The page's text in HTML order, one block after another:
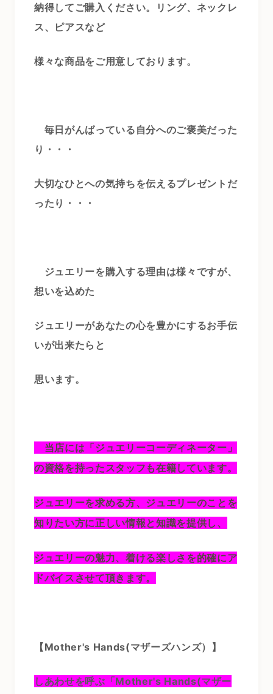
納得してご購入ください。リング、ネックレ
ス、ピアスなど
様々な商品をご用意しております。
毎日がんばっている自分へのご褒美だった
り・・・
大切なひとへの気持ちを伝えるプレゼントだ
ったり・・・
ジュエリーを購入する理由は様々ですが、
想いを込めた
ジュエリーがあなたの心を豊かにするお手伝
いが出来たらと
思います。
当店には「ジュエリーコーディネーター」
の資格を持ったスタッフも在籍しています。
ジュエリーを求める方、ジュエリーのことを
知りたい方に正しい情報と知識を提供し、
ジュエリーの魅力、着ける楽しさを的確にア
ドバイスさせて頂きます。
【Mother's Hands(マザーズハンズ）】
しあわせを呼ぶ「Mother's Hands(マザー